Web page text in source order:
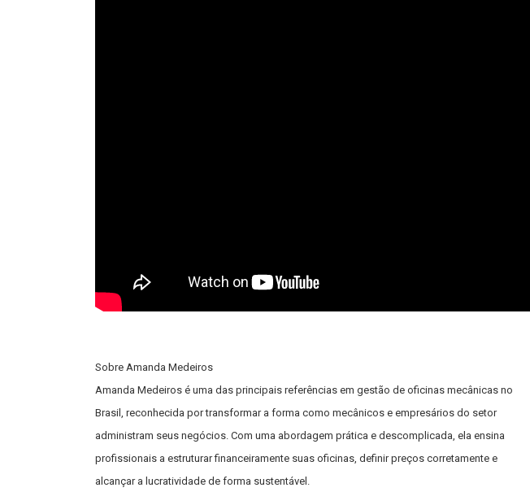
Sobre Amanda Medeiros
Amanda Medeiros é uma das principais referências em gestão de oficinas mecânicas no
Brasil, reconhecida por transformar a forma como mecânicos e empresários do setor
administram seus negócios. Com uma abordagem prática e descomplicada, ela ensina
profissionais a estruturar financeiramente suas oficinas, definir preços corretamente e
alcançar a lucratividade de forma sustentável.